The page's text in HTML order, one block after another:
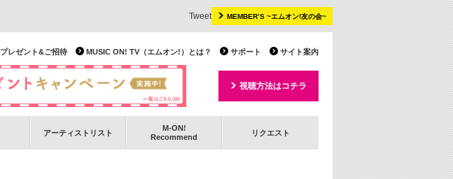
MEMBER’S ~エムオン!友の会~
Tweet
サイト案内
サポート
MUSIC ON! TV（エムオン!）とは？
プレゼント&ご招待
視聴方法はコチラ
アーティストリスト
M-ON!
Recommend
リクエスト